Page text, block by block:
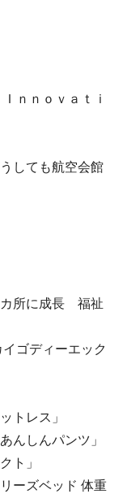
ｎｎｏｖａｔｉ
しても航空会館
所に成長 福祉
ゴディーエック
トレス」
んしんパンツ」
ト」
ーズベッド 体重